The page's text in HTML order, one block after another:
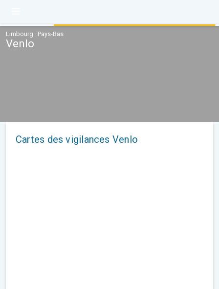
Limbourg · Pays-Bas
Venlo
Cartes des vigilances Venlo